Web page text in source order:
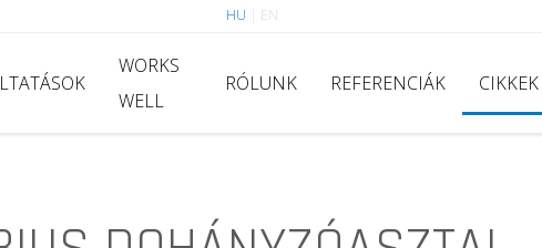
HU EN
WORKS
WELL
RÓLUNK REFERENCIÁK CIKKEK